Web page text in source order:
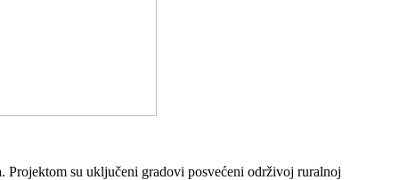
su uključeni gradovi posvećeni održivoj ruralnoj